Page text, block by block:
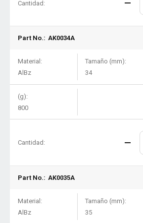
Cantidad:
Part No.: AK0034A
Material:
AlBz
Tamaño (mm):
34
(g):
800
Cantidad:
Part No.: AK0035A
Material:
AlBz
Tamaño (mm):
35